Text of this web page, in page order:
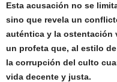
Esta acusación no se
sino que revela un
auténtica y la ostentación
un profeta que, al estilo
la corrupción del culto
vida decente y justa.